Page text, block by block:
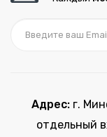
Адрес:г.
отдельный